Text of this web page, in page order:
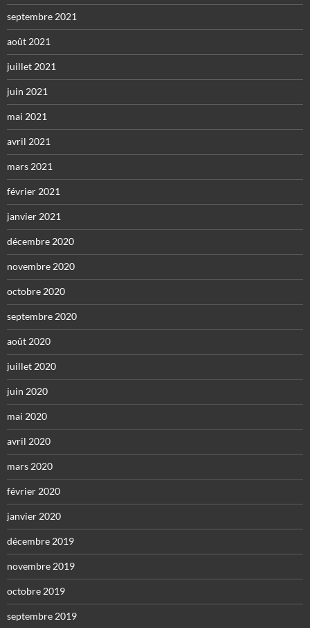
septembre 2021
août 2021
juillet 2021
juin 2021
mai 2021
avril 2021
mars 2021
février 2021
janvier 2021
décembre 2020
novembre 2020
octobre 2020
septembre 2020
août 2020
juillet 2020
juin 2020
mai 2020
avril 2020
mars 2020
février 2020
janvier 2020
décembre 2019
novembre 2019
octobre 2019
septembre 2019